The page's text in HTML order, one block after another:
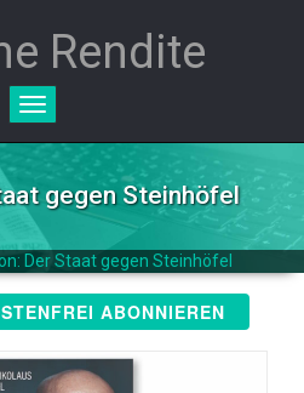
Rendite
Toggle
gegen Steinhöfel
Der Staat gegen Steinhöfel
ABONNIEREN